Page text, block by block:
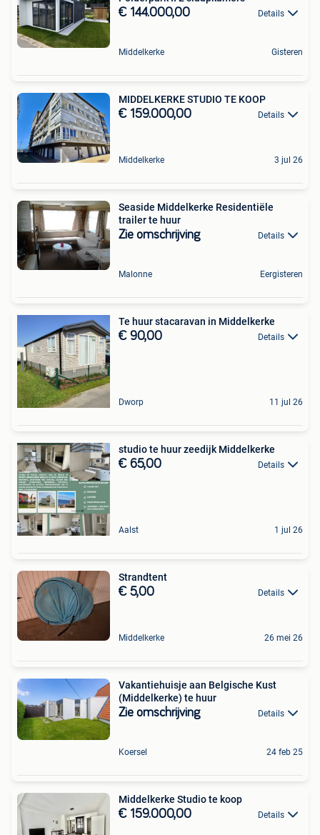
€ 144.000,00 Details
Middelkerke Gisteren
MIDDELKERKE STUDIO TE KOOP
€ 159.000,00 Details
Middelkerke 3 jul 26
Seaside Middelkerke Residentiële
trailer te huur
Zie omschrijving Details
Malonne Eergisteren
Te huur stacaravan in Middelkerke
€ 90,00 Details
Dworp 11 jul 26
studio te huur zeedijk Middelkerke
€ 65,00 Details
Aalst 1 jul 26
Strandtent
€ 5,00 Details
Middelkerke 26 mei 26
Vakantiehuisje aan Belgische Kust
(Middelkerke) te huur
Zie omschrijving Details
Koersel 24 feb 25
Middelkerke Studio te koop
€ 159.000,00 Details